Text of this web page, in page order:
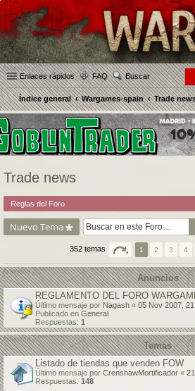
Enlaces rápidos FAQ Buscar
Índice general Wargames-spain
Trade
Trade news
Reglas del Foro
Nuevo Tema
352 temas 1 2 3 4
Anuncios
REGLAMENTO DEL FORO
Último mensaje por Nagash « 05 Nov 2007,
Publicado en General
Respuestas: 1
Temas
Listado de tiendas que venden FOW
Último mensaje por CrenshawMortificador «
Respuestas: 148